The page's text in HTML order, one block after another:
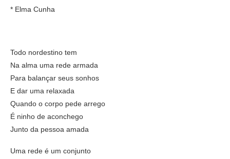
* Elma Cunha
Todo nordestino tem
Na alma uma rede armada
Para balançar seus sonhos
E dar uma relaxada
Quando o corpo pede arrego
É ninho de aconchego
Junto da pessoa amada
Uma rede é um conjunto